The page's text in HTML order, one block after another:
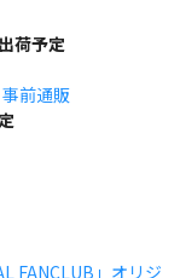
荷予定
前通販
FANCLUB」オリジ